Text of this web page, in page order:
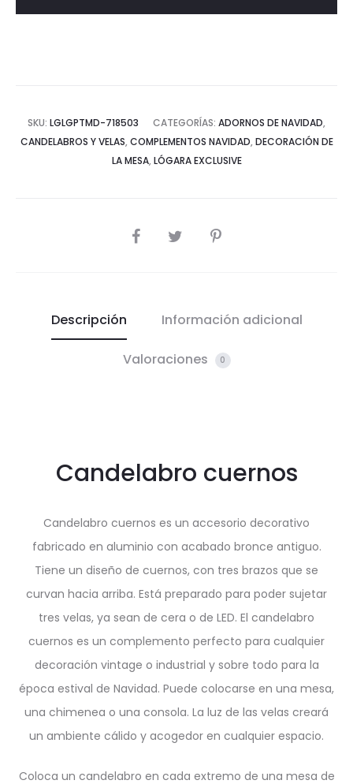
SKU: LGLGPTMD-718503 CATEGORÍAS: ADORNOS DE NAVIDAD,
CANDELABROS Y VELAS, COMPLEMENTOS NAVIDAD, DECORACIÓN DE
LA MESA, LÓGARA EXCLUSIVE
COMPARTIR
Descripción Información adicional
Valoraciones 0
Candelabro cuernos
Candelabro cuernos es un accesorio decorativo
fabricado en aluminio con acabado bronce antiguo.
Tiene un diseño de cuernos, con tres brazos que se
curvan hacia arriba. Está preparado para poder sujetar
tres velas, ya sean de cera o de LED. El candelabro
cuernos es un complemento perfecto para cualquier
decoración vintage o industrial y sobre todo para la
época estival de Navidad. Puede colocarse en una mesa,
una chimenea o una consola. La luz de las velas creará
un ambiente cálido y acogedor en cualquier espacio.
Coloca un candelabro en cada extremo de una mesa de